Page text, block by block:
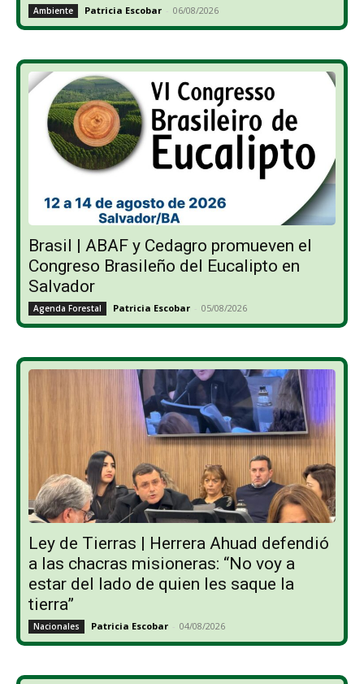
Ambiente Patricia Escobar - 06/08/2026
Brasil | ABAF y Cedagro promueven el
Congreso Brasileño del Eucalipto en
Salvador
Agenda Forestal Patricia Escobar - 05/08/2026
Ley de Tierras | Herrera Ahuad defendió
a las chacras misioneras: “No voy a
estar del lado de quien les saque la
tierra”
Nacionales Patricia Escobar - 04/08/2026